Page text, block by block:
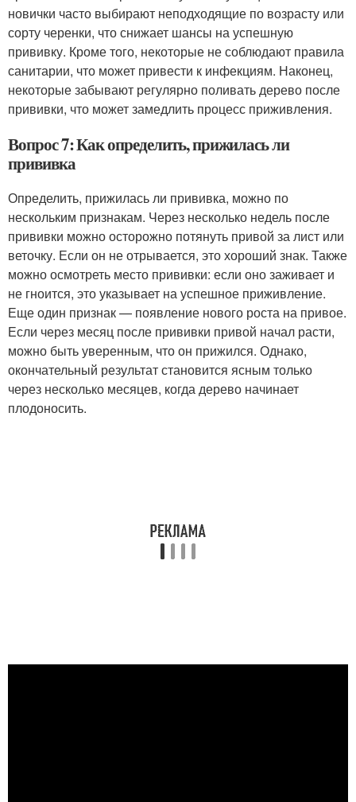
новички часто выбирают неподходящие по возрасту или
сорту черенки, что снижает шансы на успешную
прививку. Кроме того, некоторые не соблюдают правила
санитарии, что может привести к инфекциям. Наконец,
некоторые забывают регулярно поливать дерево после
прививки, что может замедлить процесс приживления.
Вопрос 7: Как определить, прижилась ли
прививка
Определить, прижилась ли прививка, можно по
нескольким признакам. Через несколько недель после
прививки можно осторожно потянуть привой за лист или
веточку. Если он не отрывается, это хороший знак. Также
можно осмотреть место прививки: если оно заживает и
не гноится, это указывает на успешное приживление.
Еще один признак — появление нового роста на привое.
Если через месяц после прививки привой начал расти,
можно быть уверенным, что он прижился. Однако,
окончательный результат становится ясным только
через несколько месяцев, когда дерево начинает
плодоносить.